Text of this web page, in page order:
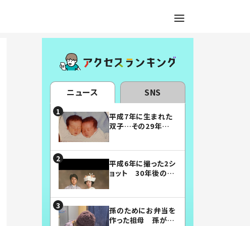
ニュース SNS
平成7年に生まれた
双子…その29年後
平成6年に撮った2シ
ョット 30年後の姿
孫のためにお弁当を
作った祖母 孫が絶